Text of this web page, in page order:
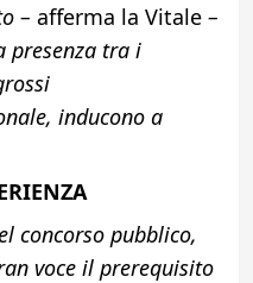
– afferma la Vitale –
presenza tra i
inducono a
concorso pubblico,
voce il prerequisito